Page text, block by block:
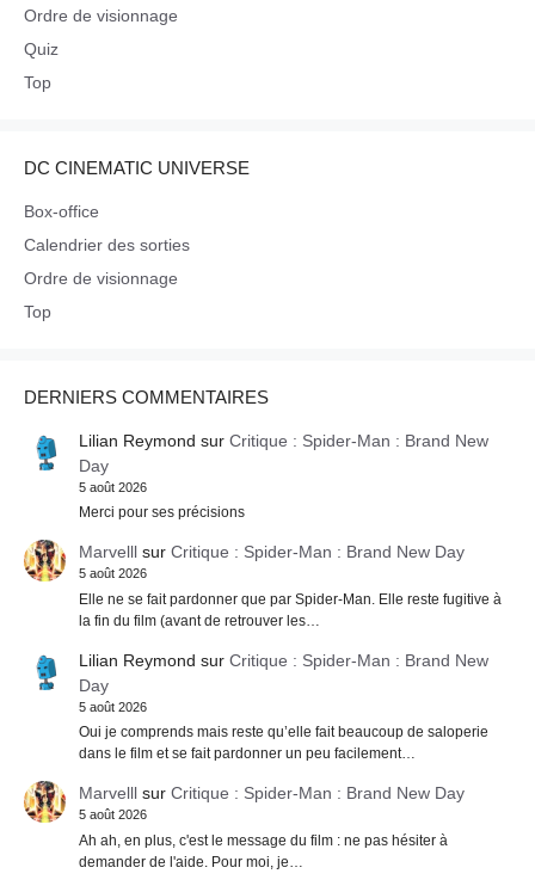
Ordre de visionnage
Quiz
Top
DC CINEMATIC UNIVERSE
Box-office
Calendrier des sorties
Ordre de visionnage
Top
DERNIERS COMMENTAIRES
Lilian Reymond sur Critique : Spider-Man : Brand New
Day
5 août 2026
Merci pour ses précisions
Marvelllsur Critique : Spider-Man : Brand New Day
5 août 2026
Elle ne se fait pardonner que par Spider-Man. Elle reste fugitive à
la fin du film (avant de retrouver les…
Lilian Reymond sur Critique : Spider-Man : Brand New
Day
5 août 2026
Oui je comprends mais reste qu’elle fait beaucoup de saloperie
dans le film et se fait pardonner un peu facilement…
Marvelllsur Critique : Spider-Man : Brand New Day
5 août 2026
Ah ah, en plus, c'est le message du film : ne pas hésiter à
demander de l'aide. Pour moi, je…